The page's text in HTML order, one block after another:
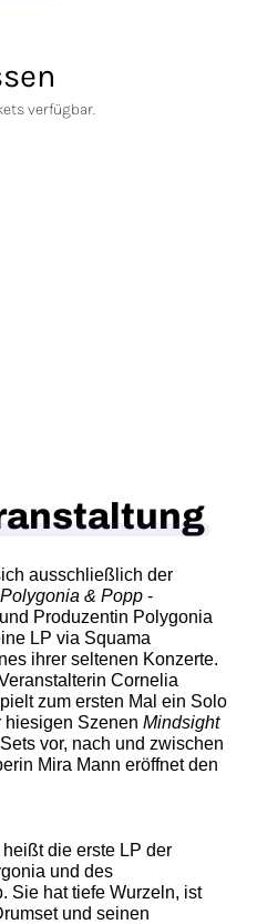
verfügbar.
ausschließlich der
Polygonia & Popp -
Produzentin Polygonia
LP via Squama
ihrer seltenen Konzerte.
Cornelia
zum ersten Mal ein Solo
hiesigen Szenen Mindsight
vor, nach und zwischen
Mira Mann eröffnet den
heißt die erste LP der
und des
Sie hat tiefe Wurzeln, ist
und seinen